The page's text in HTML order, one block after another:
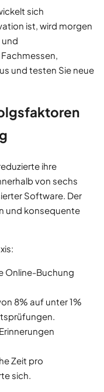
sich
ist, wird morgen
und
und testen Sie neue
ihre
von sechs
Software. Der
und konsequente
Online-Buchung
8% auf unter 1%
Zeit pro
sich.